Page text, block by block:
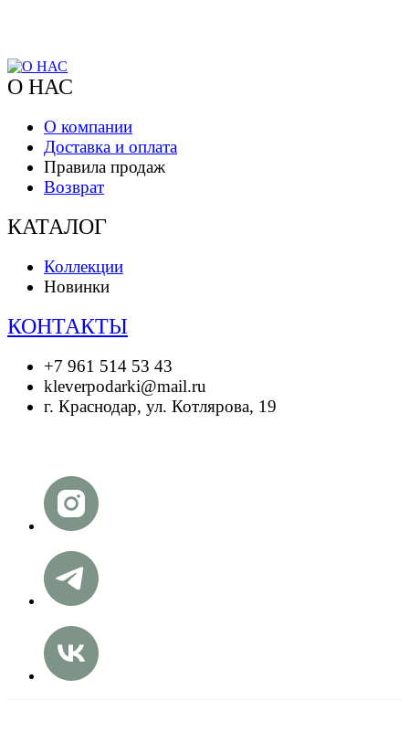
О НАС
О компании
Доставка и оплата
Правила продаж
Возврат
КАТАЛОГ
Коллекции
Новинки
КОНТАКТЫ
+7 961 514 53 43
kleverpodarki@mail.ru
г. Краснодар, ул. Котлярова, 19